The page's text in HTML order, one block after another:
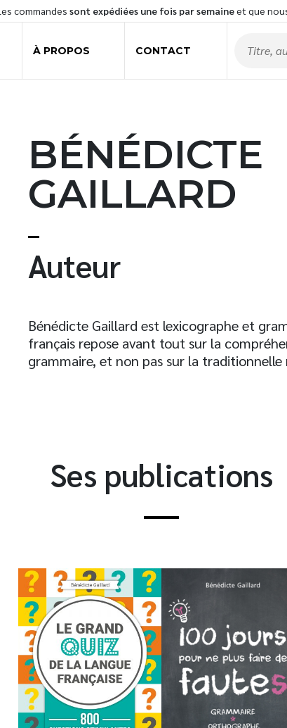
commandes sont expédiées une fois par semaineet que
À PROPOS CONTACT
BÉNÉDICTE
GAILLARD
Auteur
Bénédicte Gaillard est lexicographe et
français repose avant tout sur la
grammaire, et non pas sur la
Ses publications